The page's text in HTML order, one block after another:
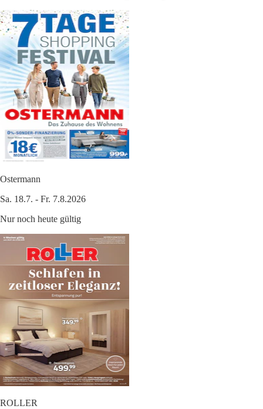
Ostermann
Sa. 18.7. - Fr. 7.8.2026
Nur noch heute gültig
ROLLER